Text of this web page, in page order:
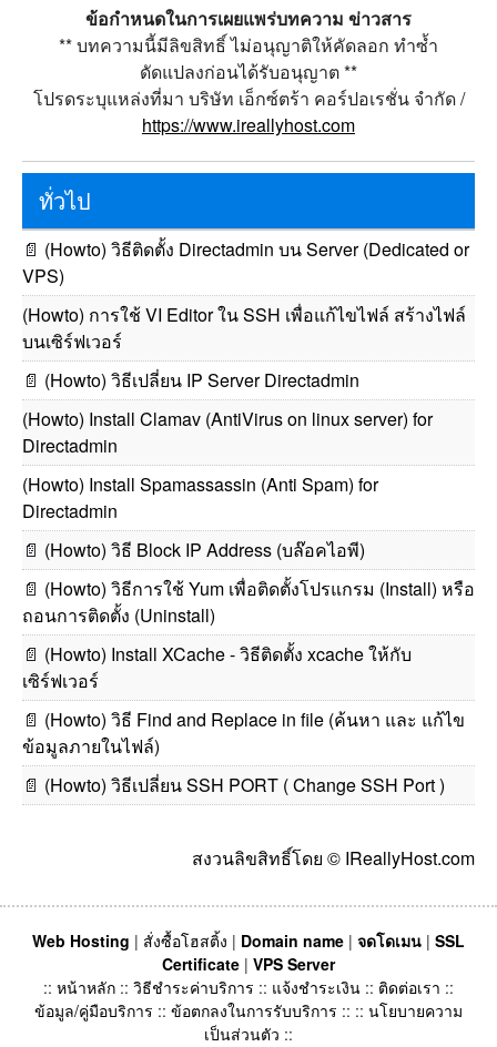
ข้อกำหนดในการเผยแพร่บทความ ข่าวสาร
** บทความนี้มีลิขสิทธิ์ ไม่อนุญาติให้คัดลอก ทำซ้ำ
ดัดแปลงก่อนได้รับอนุญาต **
โปรดระบุแหล่งที่มา บริษัท เอ็กซ์ตร้า คอร์ปอเรชั่น จำกัด /
https://www.ireallyhost.com
ทั่วไป
📄 (Howto) วิธีติดตั้ง Directadmin บน Server (Dedicated or
VPS)
(Howto) การใช้ VI Editor ใน SSH เพื่อแก้ไขไฟล์ สร้างไฟล์
บนเซิร์ฟเวอร์
📄 (Howto) วิธีเปลี่ยน IP Server Directadmin
(Howto) Install Clamav (AntiVirus on linux server) for
Directadmin
(Howto) Install Spamassassin (Anti Spam) for
Directadmin
📄 (Howto) วิธี Block IP Address (บล๊อคไอพี)
📄 (Howto) วิธีการใช้ Yum เพื่อติดตั้งโปรแกรม (Install) หรือ
ถอนการติดตั้ง (Uninstall)
📄 (Howto) Install XCache - วิธีติดตั้ง xcache ให้กับ
เซิร์ฟเวอร์
📄 (Howto) วิธี Find and Replace in file (ค้นหา และ แก้ไข
ข้อมูลภายในไฟล์)
📄 (Howto) วิธีเปลี่ยน SSH PORT ( Change SSH Port )
สงวนลิขสิทธิ์โดย © IReallyHost.com
Web Hosting | สั่งซื้อโฮสติ้ง | Domain name | จดโดเมน | SSL
Certificate | VPS Server
:: หน้าหลัก :: วิธีชำระค่าบริการ :: แจ้งชำระเงิน :: ติดต่อเรา ::
ข้อมูล/คู่มือบริการ :: ข้อตกลงในการรับบริการ :: :: นโยบายความ
เป็นส่วนตัว ::